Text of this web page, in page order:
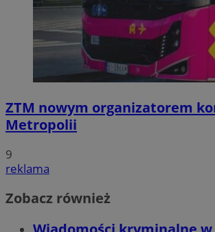
ZTM nowym organizatorem
Metropolii
9
reklama
Zobacz również